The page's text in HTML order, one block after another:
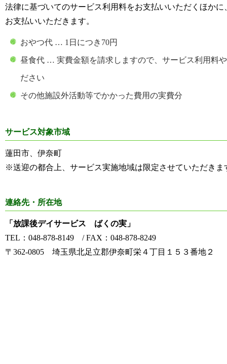
法律に基づいてのサービス利用料をお支払いいただくほか
お支払いいただきます。
おやつ代 … 1日につき70円
昼食代 … 実費金額を請求しますので、サービス利用料
ださい
その他施設外活動等でかかった費用の実費分
サービス対象市域
蓮田市、伊奈町
※送迎の都合上、サービス実施地域は限定させていただきま
連絡先・所在地
「放課後デイサービス ばくの実」
TEL：048-878-8149 / FAX：048-878-8249
〒362-0805 埼玉県北足立郡伊奈町栄４丁目１５３番地２